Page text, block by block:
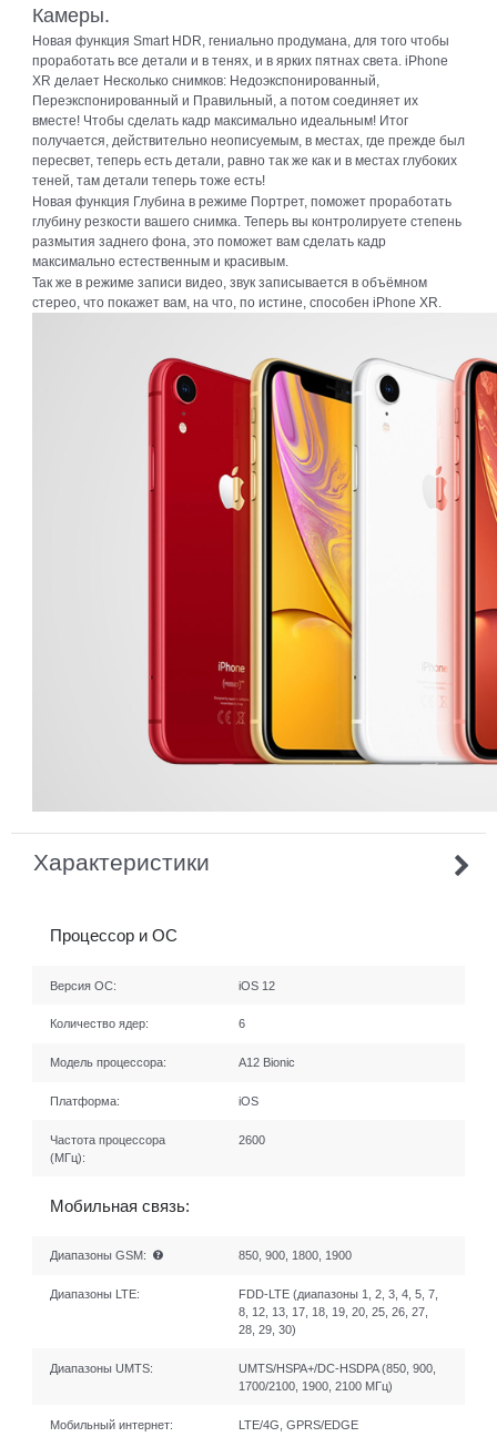
Камеры.
Новая функция Smart HDR, гениально продумана, для того чтобы
проработать все детали и в тенях, и в ярких пятнах света. iPhone
XR делает Несколько снимков: Недоэкспонированный,
Переэкспонированный и Правильный, а потом соединяет их
вместе! Чтобы сделать кадр максимально идеальным! Итог
получается, действительно неописуемым, в местах, где прежде был
пересвет, теперь есть детали, равно так же как и в местах глубоких
теней, там детали теперь тоже есть!
Новая функция Глубина в режиме Портрет, поможет проработать
глубину резкости вашего снимка. Теперь вы контролируете степень
размытия заднего фона, это поможет вам сделать кадр
максимально естественным и красивым.
Так же в режиме записи видео, звук записывается в объёмном
стерео, что покажет вам, на что, по истине, способен iPhone XR.
Характеристики
Процессор и ОС
Версия ОС: iOS 12
Количество ядер: 6
Модель процессора: A12 Bionic
Платформа: iOS
Частота процессора
(МГц):
2600
Мобильная связь:
Диапазоны GSM: 850, 900, 1800, 1900
Диапазоны LTE:
FDD-LTE (диапазоны 1, 2, 3, 4, 5, 7,
8, 12, 13, 17, 18, 19, 20, 25, 26, 27,
28, 29, 30)
Диапазоны UMTS:
UMTS/HSPA+/DC-HSDPA (850, 900,
1700/2100, 1900, 2100 МГц)
Мобильный интернет: LTE/4G, GPRS/EDGE